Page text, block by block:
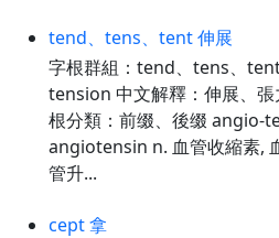
tend、tens、tent 伸展
字根群組：tend、tens、
tension 中文解釋：伸展、
根分類：前缀、後缀 angio-
angiotensin n. 血管收縮素,
管升...
cept 拿